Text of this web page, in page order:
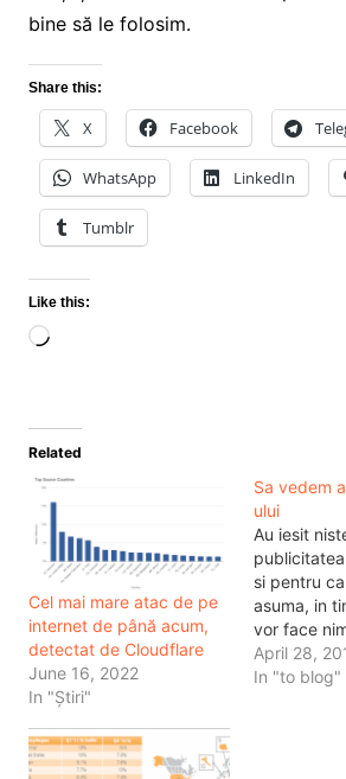
bine să le folosim.
Share this:
X Facebook
WhatsApp LinkedIn
Tumblr
Like this:
Loading…
Related
Cel mai mare atac de pe
internet de până acum,
detectat de Cloudflare
June 16, 2022
In "Știri"
Sa vedem
ului
Au iesit
si pentru
asuma, in
vor face
uitam putin
intampla
April 28,
In "to blog"